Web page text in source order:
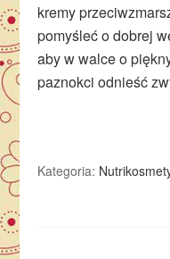
kremy
pomyśleć o dobrej
aby w walce o
paznokci odnieść
Kategoria: